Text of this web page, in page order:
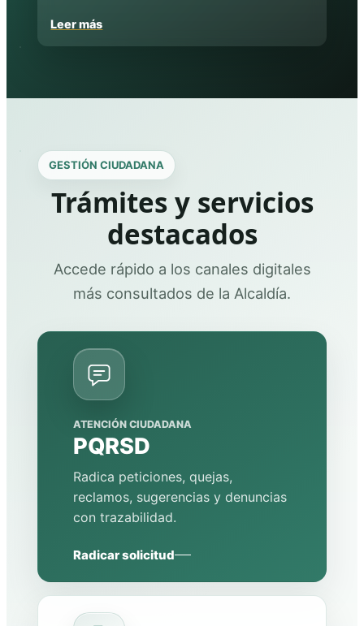
Leer más
GESTIÓN CIUDADANA
Trámites y servicios
destacados
Accede rápido a los canales digitales
más consultados de la Alcaldía.
ATENCIÓN CIUDADANA
PQRSD
Radica peticiones, quejas,
reclamos, sugerencias y denuncias
con trazabilidad.
Radicar solicitud